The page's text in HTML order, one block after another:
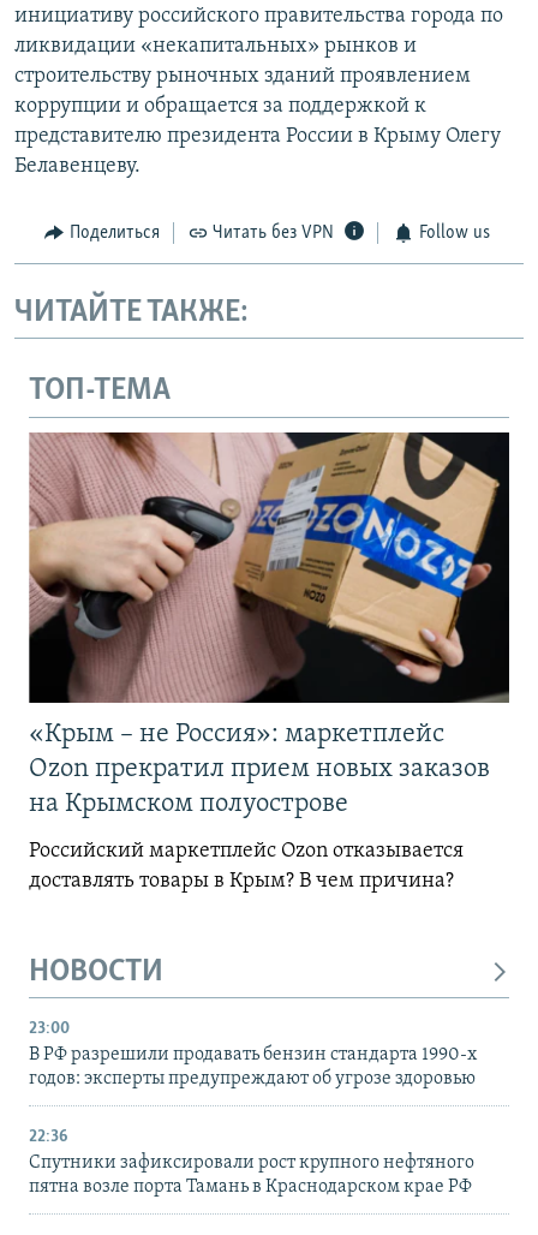
инициативу российского правительства города по
ликвидации «некапитальных» рынков и
строительству рыночных зданий проявлением
коррупции и обращается за поддержкой к
представителю президента России в Крыму Олегу
Белавенцеву.
Поделиться Читать без VPN Follow us
ЧИТАЙТЕ ТАКЖЕ:
ТОП-ТЕМА
«Крым – не Россия»: маркетплейс
Ozon прекратил прием новых заказов
на Крымском полуострове
Российский маркетплейс Ozon отказывается
доставлять товары в Крым? В чем причина?
НОВОСТИ
23:00
В РФ разрешили продавать бензин стандарта 1990-х
годов: эксперты предупреждают об угрозе здоровью
22:36
Спутники зафиксировали рост крупного нефтяного
пятна возле порта Тамань в Краснодарском крае РФ